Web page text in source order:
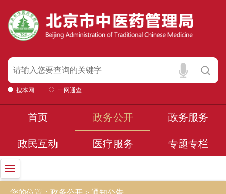
搜本网 一网通查
首页 政务公开 政务服务
政民互动 医疗服务 专题专栏